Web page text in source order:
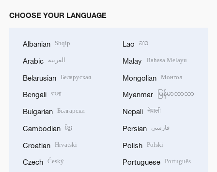
CHOOSE YOUR LANGUAGE
Albanian Shqip
Arabic العربية
Belarusian Беларуская
Bengali বাংলা
Bulgarian Български
Cambodian ខ្មែរ
Croatian Hrvatski
Czech Český
Lao ລາວ
Malay Bahasa Melayu
Mongolian Монгол
Myanmar မြန်မာဘာသာ
Nepali नेपाली
Persian فارسی
Polish Polski
Portuguese Português